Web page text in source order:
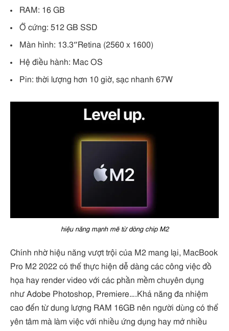
RAM: 16 GB
Ổ cứng: 512 GB SSD
Màn hình: 13.3″Retina (2560 x 1600)
Hệ điều hành: Mac OS
Pin: thời lượng hơn 10 giờ, sạc nhanh 67W
hiệu năng mạnh mẽ từ dòng chip M2
Chính nhờ hiệu năng vượt trội của M2 mang lại, MacBook
Pro M2 2022 có thể thực hiện dễ dàng các công việc đồ
họa hay render video với các phần mềm chuyên dụng
như Adobe Photoshop, Premiere….Khả năng đa nhiệm
cao đến từ dung lượng RAM 16GB nên người dùng có thể
yên tâm mà làm việc với nhiều ứng dụng hay mở nhiều